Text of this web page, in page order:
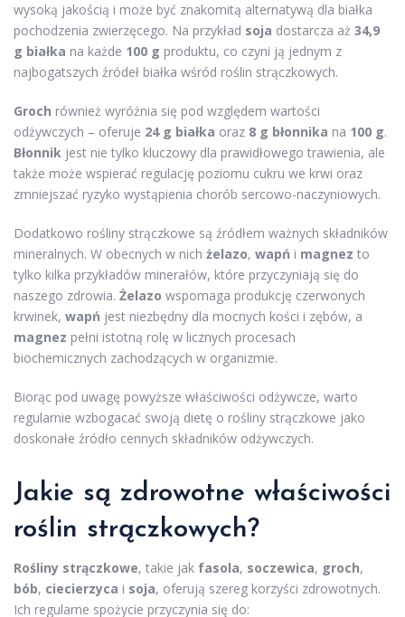
wysoką jakością i może być znakomitą alternatywą dla białka
pochodzenia zwierzęcego. Na przykład soja dostarcza aż 34,9
g białka na każde 100 g produktu, co czyni ją jednym z
najbogatszych źródeł białka wśród roślin strączkowych.
Groch również wyróżnia się pod względem wartości
odżywczych – oferuje 24 g białka oraz 8 g błonnika na 100 g.
Błonnik jest nie tylko kluczowy dla prawidłowego trawienia, ale
także może wspierać regulację poziomu cukru we krwi oraz
zmniejszać ryzyko wystąpienia chorób sercowo-naczyniowych.
Dodatkowo rośliny strączkowe są źródłem ważnych składników
mineralnych. W obecnych w nich żelazo, wapń i magnez to
tylko kilka przykładów minerałów, które przyczyniają się do
naszego zdrowia. Żelazo wspomaga produkcję czerwonych
krwinek, wapń jest niezbędny dla mocnych kości i zębów, a
magnez pełni istotną rolę w licznych procesach
biochemicznych zachodzących w organizmie.
Biorąc pod uwagę powyższe właściwości odżywcze, warto
regularnie wzbogacać swoją dietę o rośliny strączkowe jako
doskonałe źródło cennych składników odżywczych.
Jakie są zdrowotne właściwości
roślin strączkowych?
Rośliny strączkowe, takie jak fasola, soczewica, groch,
bób, ciecierzyca i soja, oferują szereg korzyści zdrowotnych.
Ich regularne spożycie przyczynia się do: